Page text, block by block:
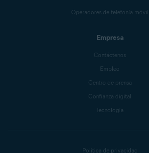
Operadores de telefonía móvil
Empresa
Contáctenos
Empleo
Centro de prensa
Confianza digital
Tecnología
Política de privacidad